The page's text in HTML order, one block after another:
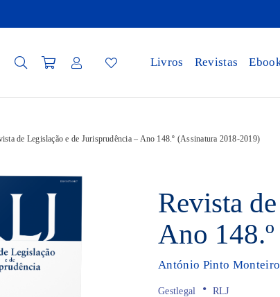
Livros Revistas
de Legislação e de Jurisprudência – Ano 148.º (Assinatura 2018-2019)
Revista
Ano
António Pinto Monteiro
Gestlegal • RLJ